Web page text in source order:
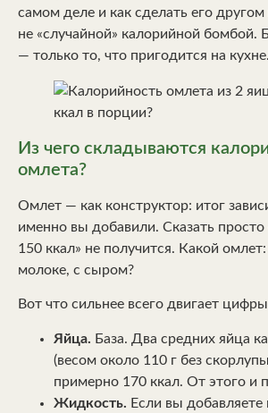
самом деле и как сделать его
не «случайной» калорийной бомбой.
— только то, что пригодится на кухне.
Из чего складываются
омлета?
Омлет — как конструктор: итог
именно вы добавили. Сказать
150 ккал» не получится. Какой
молоке, с сыром?
Вот что сильнее всего двигает
Яйца. База. Два средних яйца
(весом около 110 г без
примерно 170 ккал. От этого и
Жидкость. Если вы добавляете